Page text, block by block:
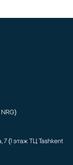
NRG)
7 (1 этаж ТЦ Tashkent